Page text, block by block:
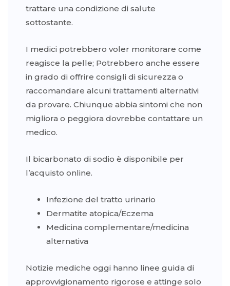
trattare una condizione di salute
sottostante.
I medici potrebbero voler monitorare come
reagisce la pelle; Potrebbero anche essere
in grado di offrire consigli di sicurezza o
raccomandare alcuni trattamenti alternativi
da provare. Chiunque abbia sintomi che non
migliora o peggiora dovrebbe contattare un
medico.
Il bicarbonato di sodio è disponibile per
l’acquisto online.
Infezione del tratto urinario
Dermatite atopica/Eczema
Medicina complementare/medicina
alternativa
Notizie mediche oggi hanno linee guida di
approvvigionamento rigorose e attinge solo